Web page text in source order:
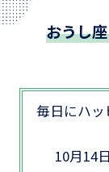
おうし
毎日にハ
10月14